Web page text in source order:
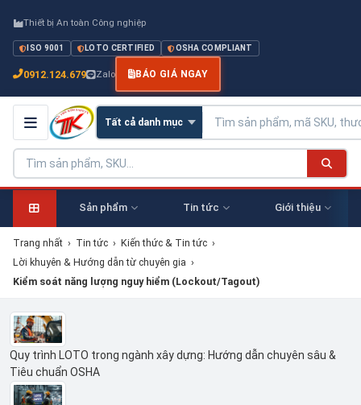
Thiết bị An toàn Công nghiệp
ISO 9001 LOTO CERTIFIED OSHA COMPLIANT
0912.124.679 Zalo BÁO GIÁ NGAY
Sản phẩm Tin tức Giới thiệu
Trang nhất › Tin tức › Kiến thức & Tin tức ›
Lời khuyên & Hướng dẫn từ chuyên gia ›
Kiểm soát năng lượng nguy hiểm (Lockout/Tagout)
Quy trình LOTO trong ngành xây dựng: Hướng dẫn chuyên sâu &
Tiêu chuẩn OSHA